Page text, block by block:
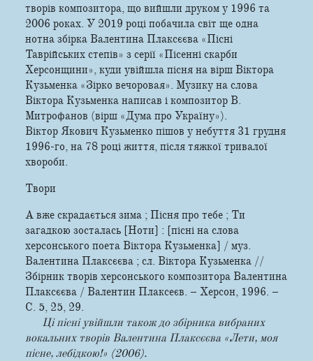
творів композитора, що вийшли друком у 1996 та
2006 роках. У 2019 році побачила світ ще одна
нотна збірка Валентина Плаксєєва «Пісні
Таврійських степів» з серії «Пісенні скарби
Херсонщини», куди увійшла пісня на вірш Віктора
Кузьменка «Зірко вечоровая». Музику на слова
Віктора Кузьменка написав і композитор В.
Митрофанов (вірш «Дума про Україну»).
Віктор Якович Кузьменко пішов у небуття 31 грудня
1996-го, на 78 році життя, після тяжкої тривалої
хвороби.
Твори
А вже скрадається зима ; Пісня про тебе ; Ти
загадкою зосталась [Ноти] : [пісні на слова
херсонського поета Віктора Кузьменка] / муз.
Валентина Плаксєєва ; сл. Віктора Кузьменка //
Збірник творів херсонського композитора Валентина
Плаксєєва / Валентин Плаксеєв. – Херсон, 1996. –
С. 5, 25, 29.
Ці пісні увійшли також до збірника вибраних
вокальних творів Валентина Плаксєєва «Лети, моя
пісне, лебідкою!» (2006).